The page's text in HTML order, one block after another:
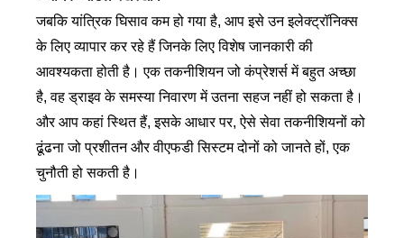
जबकि यांत्रिक घिसाव कम हो गया है, आप इसे उन इलेक्ट्रॉनिक्स
के लिए व्यापार कर रहे हैं जिनके लिए विशेष जानकारी की
आवश्यकता होती है। एक तकनीशियन जो कंप्रेशर्स में बहुत अच्छा
है, वह ड्राइव के समस्या निवारण में उतना सहज नहीं हो सकता है।
और आप कहां स्थित हैं, इसके आधार पर, ऐसे सेवा तकनीशियनों को
ढूंढना जो प्रशीतन और वीएफडी सिस्टम दोनों को जानते हों, एक
चुनौती हो सकती है।